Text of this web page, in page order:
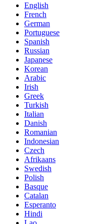
English
French
German
Portuguese
Spanish
Russian
Japanese
Korean
Arabic
Irish
Greek
Turkish
Italian
Danish
Romanian
Indonesian
Czech
Afrikaans
Swedish
Polish
Basque
Catalan
Esperanto
Hindi